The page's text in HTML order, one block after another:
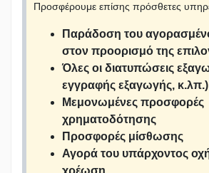
Προσφέρουμε επίσης πρόσθετες
Παράδοση του
στον προορισμό της
Όλες οι διατυπώσεις
εγγραφής εξαγωγής, κ.λπ.)
Μεμονωμένες προσφορές
χρηματοδότησης
Προσφορές μίσθωσης
Αγορά του υπάρχοντος
χρέωση